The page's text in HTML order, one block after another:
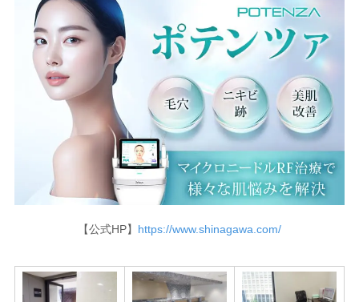
【公式HP】 https://www.shinagawa.com/